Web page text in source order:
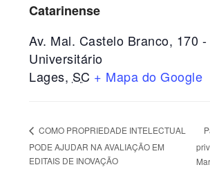
Catarinense
Av. Mal. Castelo Branco, 170 -
Universitário
Lages, SC + Mapa do Google
COMO PROPRIEDADE INTELECTUAL
PODE AJUDAR NA AVALIAÇÃO EM
EDITAIS DE INOVAÇÃO